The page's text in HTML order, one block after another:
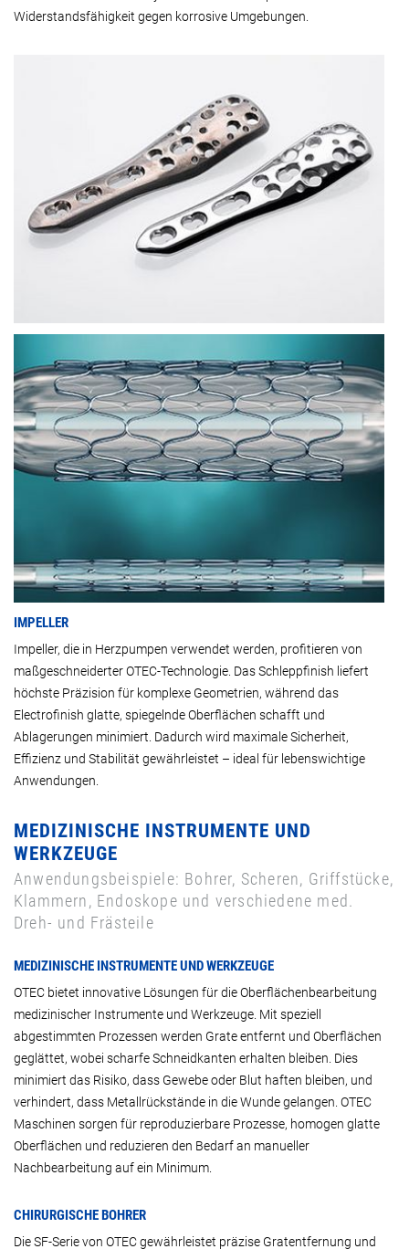
Widerstandsfähigkeit gegen korrosive Umgebungen.
IMPELLER
Impeller, die in Herzpumpen verwendet werden, profitieren von
maßgeschneiderter OTEC-Technologie. Das Schleppfinish liefert
höchste Präzision für komplexe Geometrien, während das
Electrofinish glatte, spiegelnde Oberflächen schafft und
Ablagerungen minimiert. Dadurch wird maximale Sicherheit,
Effizienz und Stabilität gewährleistet – ideal für lebenswichtige
Anwendungen.
MEDIZINISCHE INSTRUMENTE UND
WERKZEUGE
Anwendungsbeispiele: Bohrer, Scheren, Griffstücke,
Klammern, Endoskope und verschiedene med.
Dreh- und Frästeile
MEDIZINISCHE INSTRUMENTE UND WERKZEUGE
OTEC bietet innovative Lösungen für die Oberflächenbearbeitung
medizinischer Instrumente und Werkzeuge. Mit speziell
abgestimmten Prozessen werden Grate entfernt und Oberflächen
geglättet, wobei scharfe Schneidkanten erhalten bleiben. Dies
minimiert das Risiko, dass Gewebe oder Blut haften bleiben, und
verhindert, dass Metallrückstände in die Wunde gelangen. OTEC
Maschinen sorgen für reproduzierbare Prozesse, homogen glatte
Oberflächen und reduzieren den Bedarf an manueller
Nachbearbeitung auf ein Minimum.
CHIRURGISCHE BOHRER
Die SF-Serie von OTEC gewährleistet präzise Gratentfernung und